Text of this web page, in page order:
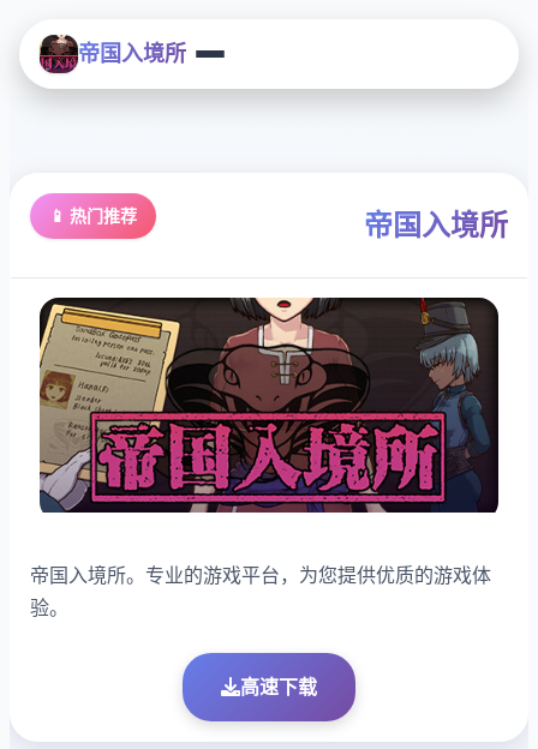
帝国入境所
📱 热门推荐 帝国入境所
帝国入境所。专业的游戏平台，为您提供优质的游戏体
验。
高速下载